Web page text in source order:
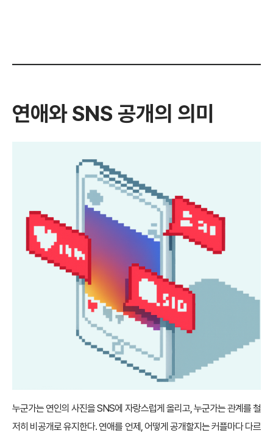
연애와 SNS 공개의 의미
누군가는 연인의 사진을 SNS에 자랑스럽게 올리고, 누군가는 관계를 철
저히 비공개로 유지한다. 연애를 언제, 어떻게 공개할지는 커플마다 다르